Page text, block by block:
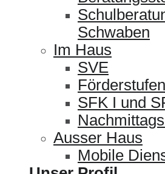
Schwaben
Im Haus
SVE
Förderstufen
SFK I und
Ausser Haus
Mobile